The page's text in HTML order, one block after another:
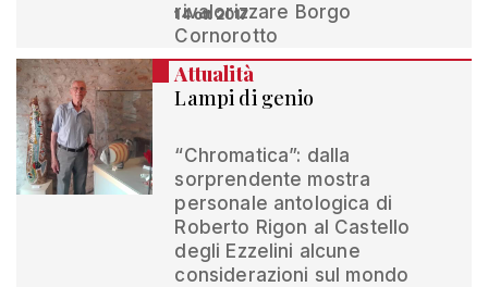
rivalorizzare Borgo
Cornorotto
14 ott 2017
Attualità
Lampi di genio
“Chromatica”: dalla
sorprendente mostra
personale antologica di
Roberto Rigon al Castello
degli Ezzelini alcune
considerazioni sul mondo